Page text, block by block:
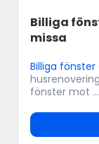
Billiga
missa
Billiga fönster
fönster mot ...